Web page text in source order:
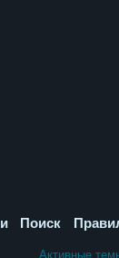
Поиск
Активные